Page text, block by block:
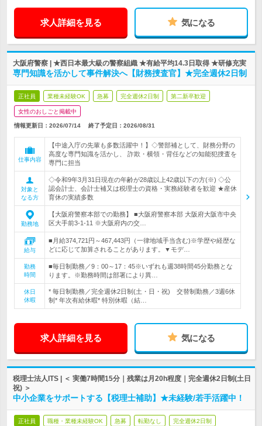
求人詳細を見る 気になる
大阪府警察 | ★西日本最大級の警察組織 ★有給平均14.3日取得 ★研修充実
専門知識を活かして事件解決へ【財務捜査官】★完全週休2日制
正社員 業種未経験OK 急募 完全週休2日制 第二新卒歓迎
女性のおしごと掲載中
情報更新日：2026/07/14 終了予定日： 2026/08/31
仕事内容
【中途入庁の先輩も多数活躍中！】◇警部補として、財務分野の
高度な専門知識を活かし、 詐欺・横領・背任などの知能犯捜査を
専門に担当
対象と
なる方
◇令和9年3月31日現在の年齢が28歳以上42歳以下の方(※) ◇公
認会計士、会計士補又は税理士の資格・実務経験者を歓迎 ★産休
育休の実績多数
勤務地
【大阪府警察本部での勤務】 ■大阪府警察本部 大阪府大阪市中央
区大手前3-1-11 ※大阪府内の交…
給与
■月給374,721円～467,443円（一律地域手当含む)※学歴や経歴な
どに応じて加算されることがあります。▼モデ…
勤務
時間
■毎日制勤務／9：00～17：45※いずれも週38時間45分勤務とな
ります。※勤務時間は部署により異…
休日
休暇
* 毎日制勤務／完全週休2日制(土・日・祝) 交替制勤務／3週6休
制* 年次有給休暇* 特別休暇（結…
求人詳細を見る 気になる
税理士法人ITS | ＜ 実働7時間15分｜残業は月20h程度｜完全週休2日制(土日
祝) ＞
中小企業をサポートする【税理士補助】★未経験/若手活躍中！
正社員 職種・業種未経験OK 急募 転勤なし 完全週休2日制